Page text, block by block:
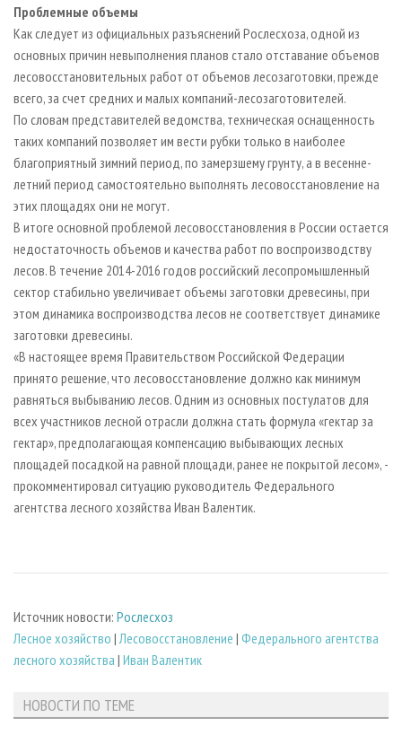
Проблемные объемы
Как следует из официальных разъяснений Рослесхоза, одной из
основных причин невыполнения планов стало отставание объемов
лесовосстановительных работ от объемов лесозаготовки, прежде
всего, за счет средних и малых компаний-лесозаготовителей.
По словам представителей ведомства, техническая оснащенность
таких компаний позволяет им вести рубки только в наиболее
благоприятный зимний период, по замерзшему грунту, а в весенне-
летний период самостоятельно выполнять лесовосстановление на
этих площадях они не могут.
В итоге основной проблемой лесовосстановления в России остается
недостаточность объемов и качества работ по воспроизводству
лесов. В течение 2014-2016 годов российский лесопромышленный
сектор стабильно увеличивает объемы заготовки древесины, при
этом динамика воспроизводства лесов не соответствует динамике
заготовки древесины.
«В настоящее время Правительством Российской Федерации
принято решение, что лесовосстановление должно как минимум
равняться выбыванию лесов. Одним из основных постулатов для
всех участников лесной отрасли должна стать формула «гектар за
гектар», предполагающая компенсацию выбывающих лесных
площадей посадкой на равной площади, ранее не покрытой лесом», -
прокомментировал ситуацию руководитель Федерального
агентства лесного хозяйства Иван Валентик.
Источник новости: Рослесхоз
Лесное хозяйство |Лесовосстановление | Федерального агентства
лесного хозяйства | Иван Валентик
НОВОСТИ ПО ТЕМЕ